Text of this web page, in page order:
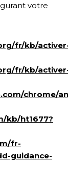
votre
fr/kb/
fr/kb/
chrome/
kb/ht1677?
fr-
guidance-